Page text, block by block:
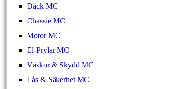
Däck MC
Chassie MC
Motor MC
El-Prylar MC
Väskor & Skydd MC
Lås & Säkerhet MC